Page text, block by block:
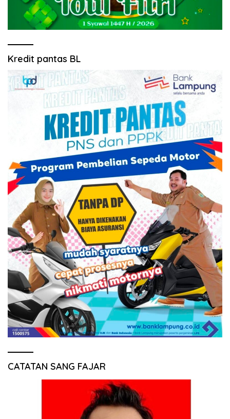
Kredit pantas BL
CATATAN SANG FAJAR